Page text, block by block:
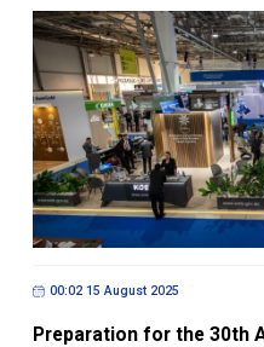
00:02 15 August 2025
Preparation for the 30th